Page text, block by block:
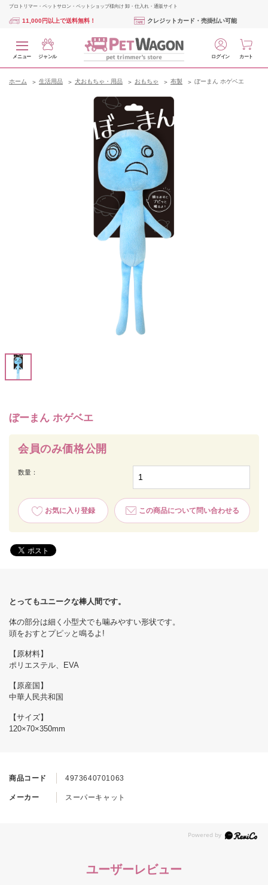
プロトリマー・ペットサロン・ペットショップ様向け 卸・仕入れ・通販サイト
11,000円以上で送料無料！ クレジットカード・売掛払い可能
メニュー ジャンル ログイン カート
ホーム 生活用品 犬おもちゃ・用品 おもちゃ 布製 ぼーまん ホゲベエ
ぼーまん ホゲベエ
会員のみ価格公開
数量：
お気に入り登録 この商品について問い合わせる
商品コード 4973640701063
メーカー スーパーキャット
とってもユニークな棒人間です。
体の部分は細く小型犬でも噛みやすい形状です。
頭をおすとプピッと鳴るよ!
【原材料】
ポリエステル、EVA
【原産国】
中華人民共和国
【サイズ】
120×70×350mm
ユーザーレビュー